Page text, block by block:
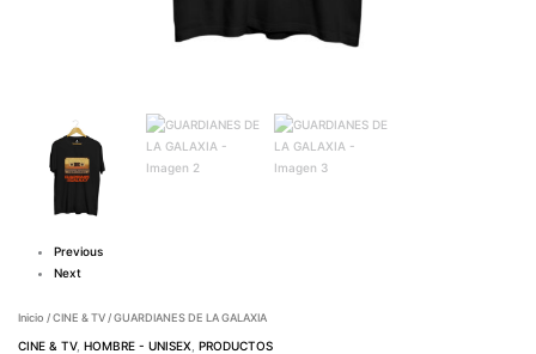
Previous
Next
Inicio /CINE & TV/ GUARDIANES DE LA GALAXIA
CINE & TV,HOMBRE - UNISEX ,PRODUCTOS